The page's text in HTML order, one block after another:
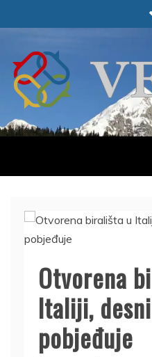
to
VERIGE
ODABRANO
Otvorena
Italiji,
pobjeđuje